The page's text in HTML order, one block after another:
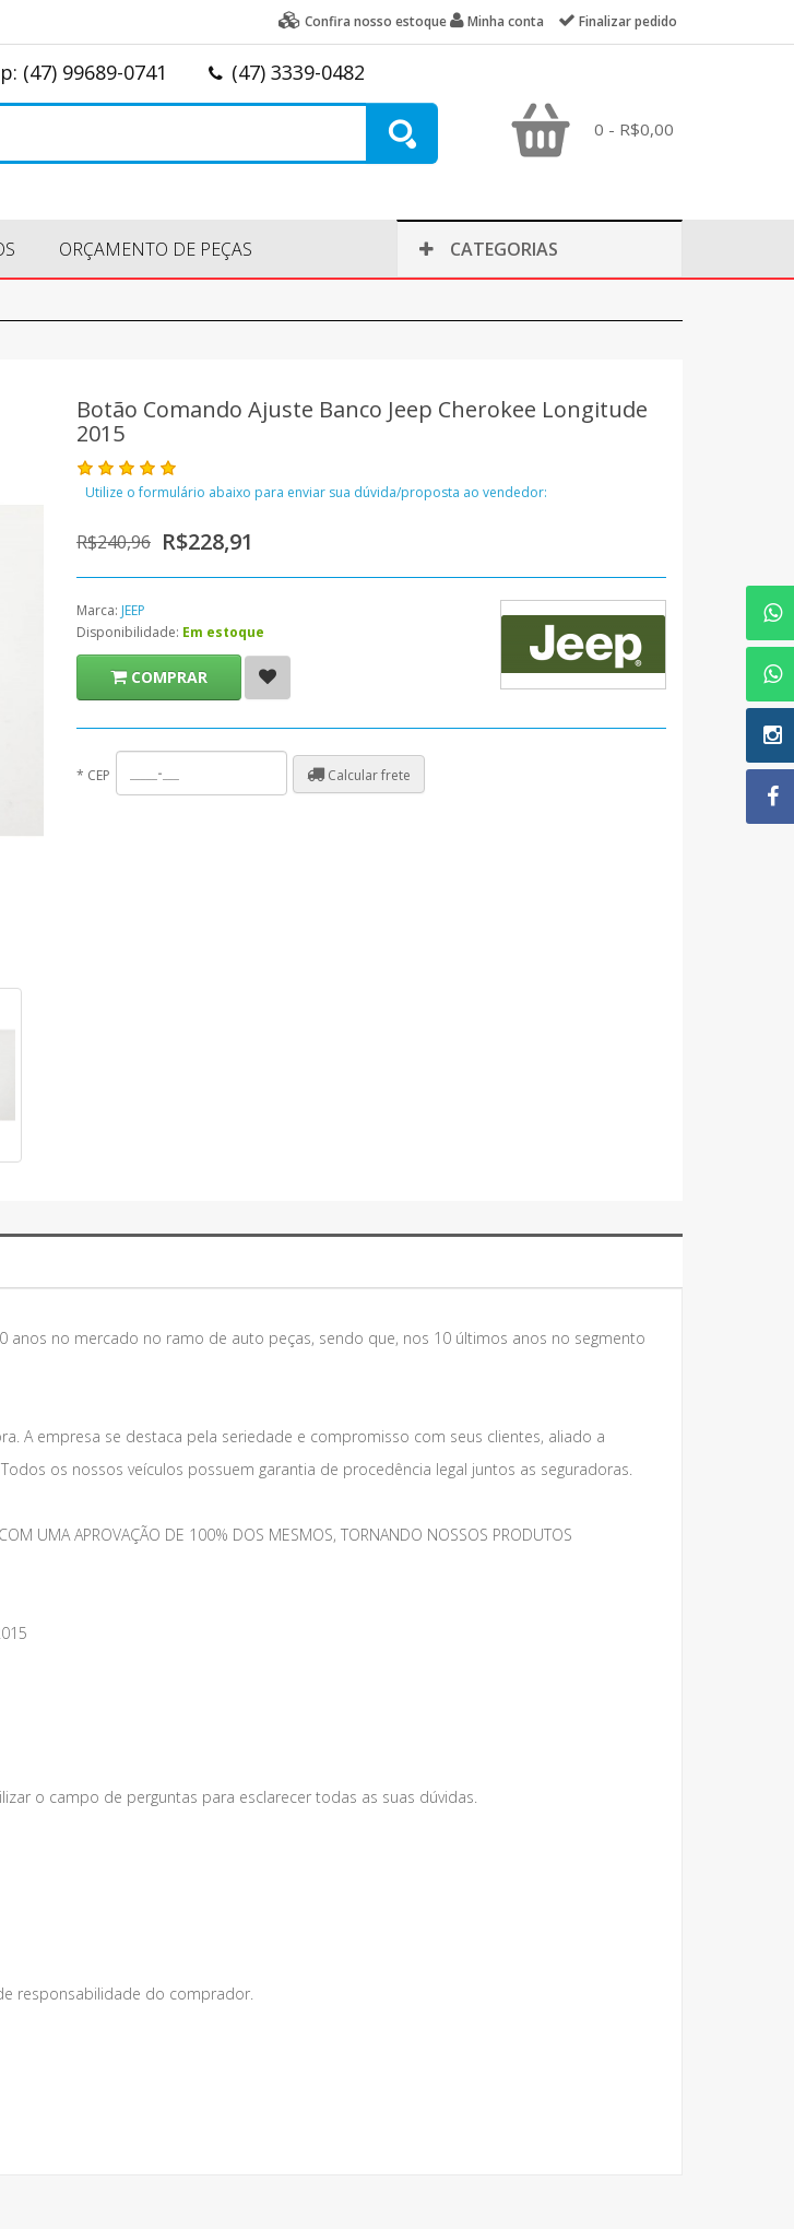
Confira nosso estoque Minha conta Finalizar pedido
(47) 99689-0741 (47) 3339-0482
0 - R$0,00
ORÇAMENTO DE PEÇAS CATEGORIAS
Botão Comando Ajuste Banco Jeep Cherokee Longitude
2015
Utilize o formulário abaixo para enviar sua dúvida/proposta ao vendedor:
R$240,96 R$228,91
Marca: JEEP
Disponibilidade: Em estoque
COMPRAR
* CEP Calcular frete
anos no mercado no ramo de auto peças, sendo que, nos 10 últimos anos no segmento
A empresa se destaca pela seriedade e compromisso com seus clientes, aliado a
os nossos veículos possuem garantia de procedência legal juntos as seguradoras.
UMA APROVAÇÃO DE 100% DOS MESMOS, TORNANDO NOSSOS PRODUTOS
o campo de perguntas para esclarecer todas as suas dúvidas.
responsabilidade do comprador.